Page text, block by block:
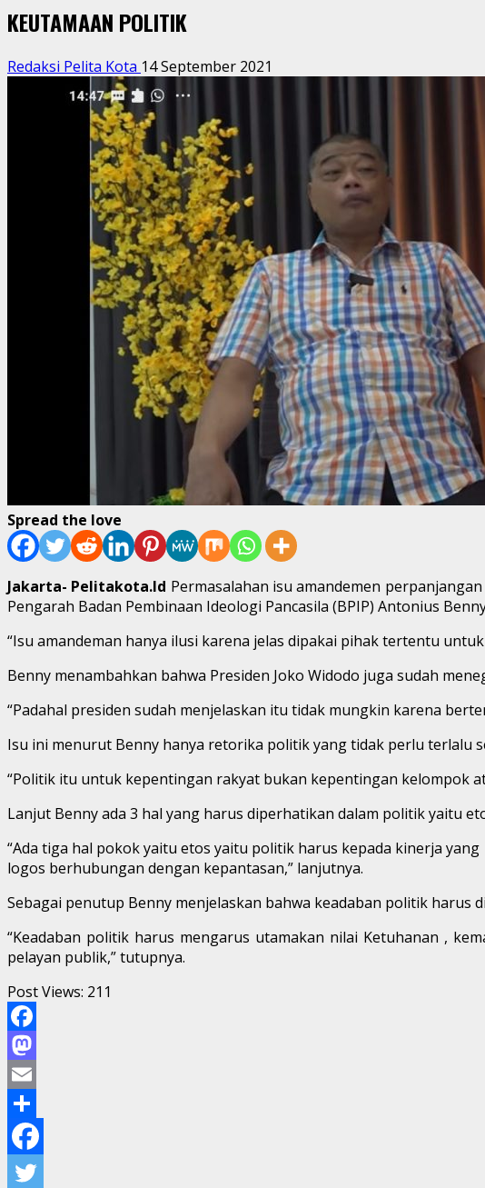
KEUTAMAAN POLITIK
Redaksi Pelita Kota 14 September 2021
Spread the love
Jakarta- Pelitakota.Id Permasalahan isu amandemen
Pengarah Badan Pembinaan Ideologi Pancasila (BPIP) Antonius
“Isu amandeman hanya ilusi karena jelas dipakai pihak tertentu
Benny menambahkan bahwa Presiden Joko Widodo juga sudah
“Padahal presiden sudah menjelaskan itu tidak mungkin karena
Isu ini menurut Benny hanya retorika politik yang tidak perlu terlalu
“Politik itu untuk kepentingan rakyat bukan kepentingan kelompok
Lanjut Benny ada 3 hal yang harus diperhatikan dalam politik yaitu
“Ada tiga hal pokok yaitu etos yaitu politik harus kepada kinerja
logos berhubungan dengan kepantasan,” lanjutnya.
Sebagai penutup Benny menjelaskan bahwa keadaban politik harus
“Keadaban politik harus mengarus utamakan nilai Ketuhanan ,
pelayan publik,” tutupnya.
Post Views: 211
Facebook
Mastodon
Email
Share